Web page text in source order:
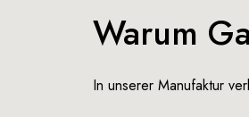
Warum
In unserer Manufaktur